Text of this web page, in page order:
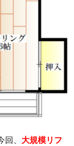
、 大規模リフ